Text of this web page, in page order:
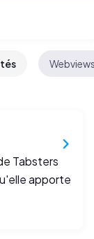
Tabsters
apporte